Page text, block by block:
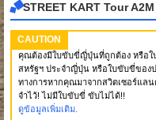
STREET KART Tour A2M
CAUTION
คุณต้องมีใบขับขี่ญี่ปุ่นที่ถูกต้อง หรือใ
สหรัฐฯ ประจำญี่ปุ่น หรือใบขับขี่ของ
ทางการหากคุณมาจากสวิตเซอร์แลน
จำไว้! ไม่มีใบขับขี่ ขับไม่ได้!!
ดูข้อมูลเพิ่มเติม.